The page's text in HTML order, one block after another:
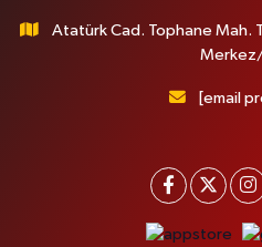
Atatürk Cad. Tophane Mah.
Merkez/
[email